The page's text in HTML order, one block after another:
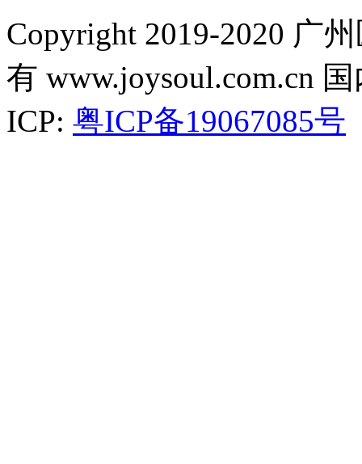
Copyright 2019-2020 广
有 www.joysoul.com.cn
ICP: 粤ICP备19067085号